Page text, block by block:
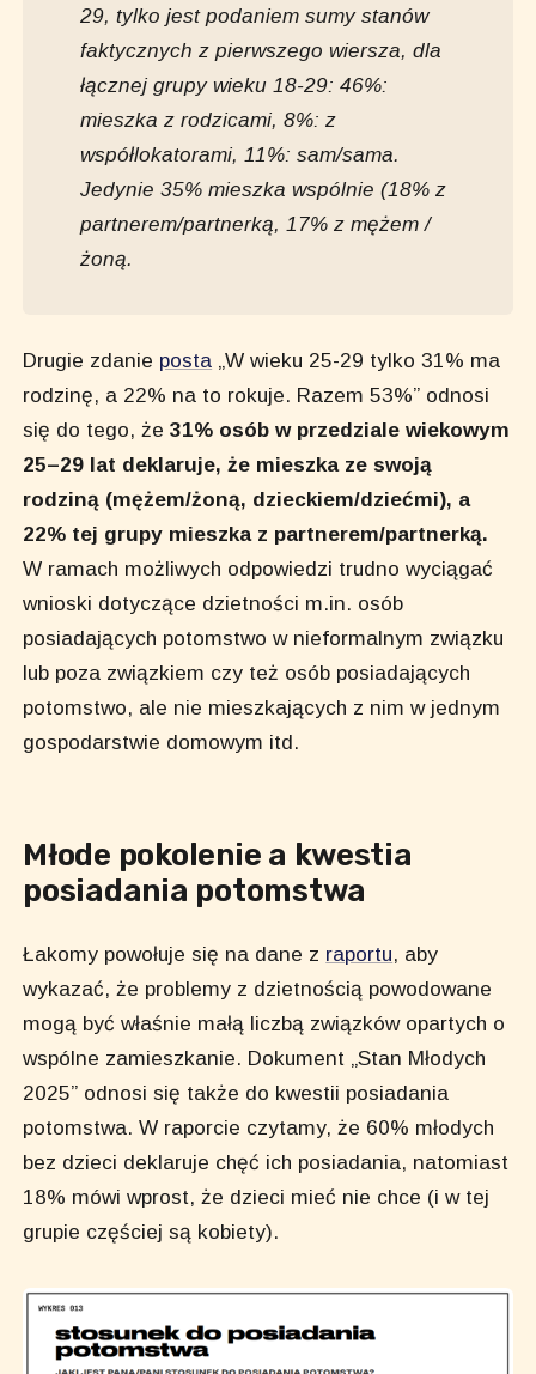
29, tylko jest podaniem sumy stanów
faktycznych z pierwszego wiersza, dla
łącznej grupy wieku 18-29: 46%:
mieszka z rodzicami, 8%: z
współlokatorami, 11%: sam/sama.
Jedynie 35% mieszka wspólnie (18% z
partnerem/partnerką, 17% z mężem /
żoną.
Drugie zdanie posta „W wieku 25-29 tylko 31% ma
rodzinę, a 22% na to rokuje. Razem 53%” odnosi
się do tego, że31% osób w przedziale wiekowym
25–29 lat deklaruje, że mieszka ze swoją
rodziną (mężem/żoną, dzieckiem/dziećmi), a
22% tej grupy mieszka z partnerem/partnerką.
W ramach możliwych odpowiedzi trudno wyciągać
wnioski dotyczące dzietności m.in. osób
posiadających potomstwo w nieformalnym związku
lub poza związkiem czy też osób posiadających
potomstwo, ale nie mieszkających z nim w jednym
gospodarstwie domowym itd.
Młode pokolenie a kwestia
posiadania potomstwa
Łakomy powołuje się na dane z raportu, aby
wykazać, że problemy z dzietnością powodowane
mogą być właśnie małą liczbą związków opartych o
wspólne zamieszkanie. Dokument „Stan Młodych
2025” odnosi się także do kwestii posiadania
potomstwa. W raporcie czytamy, że 60% młodych
bez dzieci deklaruje chęć ich posiadania, natomiast
18% mówi wprost, że dzieci mieć nie chce (i w tej
grupie częściej są kobiety).